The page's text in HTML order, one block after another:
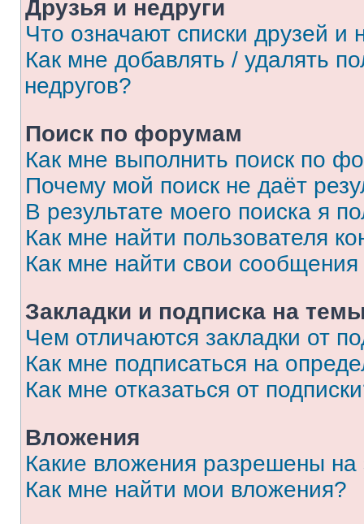
Друзья и недруги
Что означают списки друзей и
Как мне добавлять / удалять
недругов?
Поиск по форумам
Как мне выполнить поиск по
Почему мой поиск не даёт
В результате моего поиска я
Как мне найти пользователя
Как мне найти свои
Закладки и подписка на
Чем отличаются закладки от
Как мне подписаться на
Как мне отказаться от
Вложения
Какие вложения разрешены
Как мне найти мои вложения?